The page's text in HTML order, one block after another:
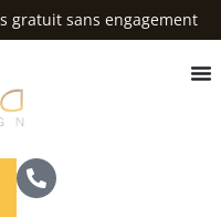
gratuit sans engagement